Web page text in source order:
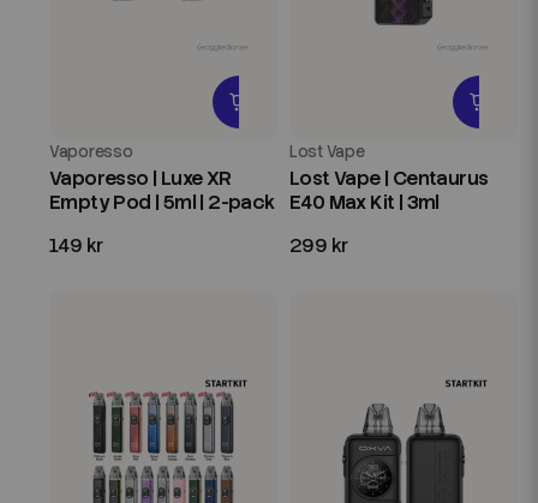
Vaporesso
Vaporesso | Luxe XR
Empty Pod | 5ml | 2-pack
149 kr
Lost Vape
Lost Vape | Centaurus
E40 Max Kit | 3ml
299 kr